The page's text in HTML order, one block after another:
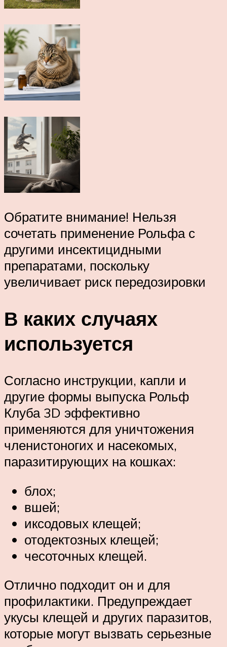
Обратите внимание! Нельзя
сочетать применение Рольфа с
другими инсектицидными
препаратами, поскольку
увеличивает риск передозировки
В каких случаях
используется
Согласно инструкции, капли и
другие формы выпуска Рольф
Клуба 3D эффективно
применяются для уничтожения
членистоногих и насекомых,
паразитирующих на кошках:
блох;
вшей;
иксодовых клещей;
отодектозных клещей;
чесоточных клещей.
Отлично подходит он и для
профилактики. Предупреждает
укусы клещей и других паразитов,
которые могут вызвать серьезные